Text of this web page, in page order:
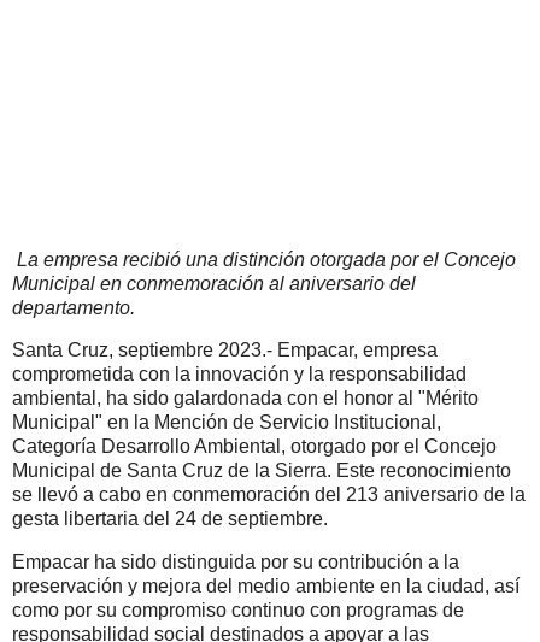
La empresa recibió una distinción otorgada por el Concejo
Municipal en conmemoración al aniversario del
departamento.
Santa Cruz, septiembre 2023.- Empacar, empresa
comprometida con la innovación y la responsabilidad
ambiental, ha sido galardonada con el honor al "Mérito
Municipal" en la Mención de Servicio Institucional,
Categoría Desarrollo Ambiental, otorgado por el Concejo
Municipal de Santa Cruz de la Sierra. Este reconocimiento
se llevó a cabo en conmemoración del 213 aniversario de la
gesta libertaria del 24 de septiembre.
Empacar ha sido distinguida por su contribución a la
preservación y mejora del medio ambiente en la ciudad, así
como por su compromiso continuo con programas de
responsabilidad social destinados a apoyar a las